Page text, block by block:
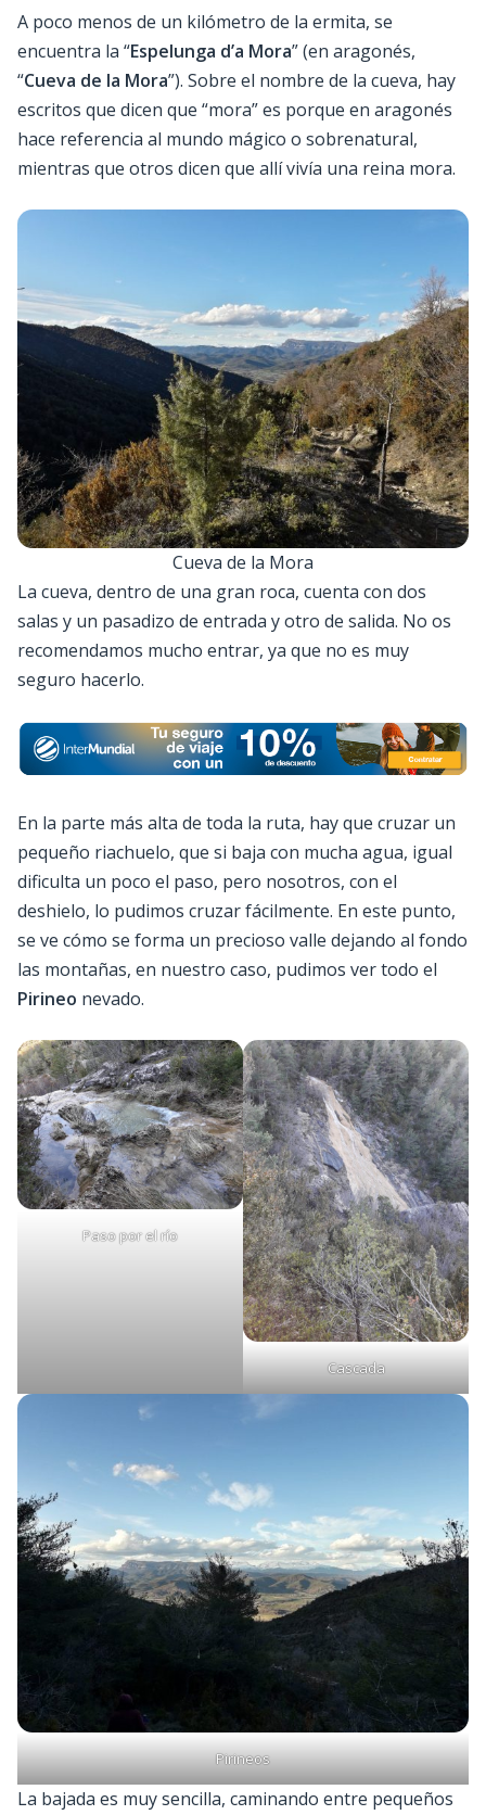
A poco menos de un kilómetro de la ermita, se
encuentra la “Espelunga d’a Mora” (en aragonés,
“Cueva de la Mora”). Sobre el nombre de la cueva, hay
escritos que dicen que “mora” es porque en aragonés
hace referencia al mundo mágico o sobrenatural,
mientras que otros dicen que allí vivía una reina mora.
Cueva de la Mora
La cueva, dentro de una gran roca, cuenta con dos
salas y un pasadizo de entrada y otro de salida. No os
recomendamos mucho entrar, ya que no es muy
seguro hacerlo.
En la parte más alta de toda la ruta, hay que cruzar un
pequeño riachuelo, que si baja con mucha agua, igual
dificulta un poco el paso, pero nosotros, con el
deshielo, lo pudimos cruzar fácilmente. En este punto,
se ve cómo se forma un precioso valle dejando al fondo
las montañas, en nuestro caso, pudimos ver todo el
Pirineo nevado.
Paso por el río
Cascada
Pirineos
La bajada es muy sencilla, caminando entre pequeños